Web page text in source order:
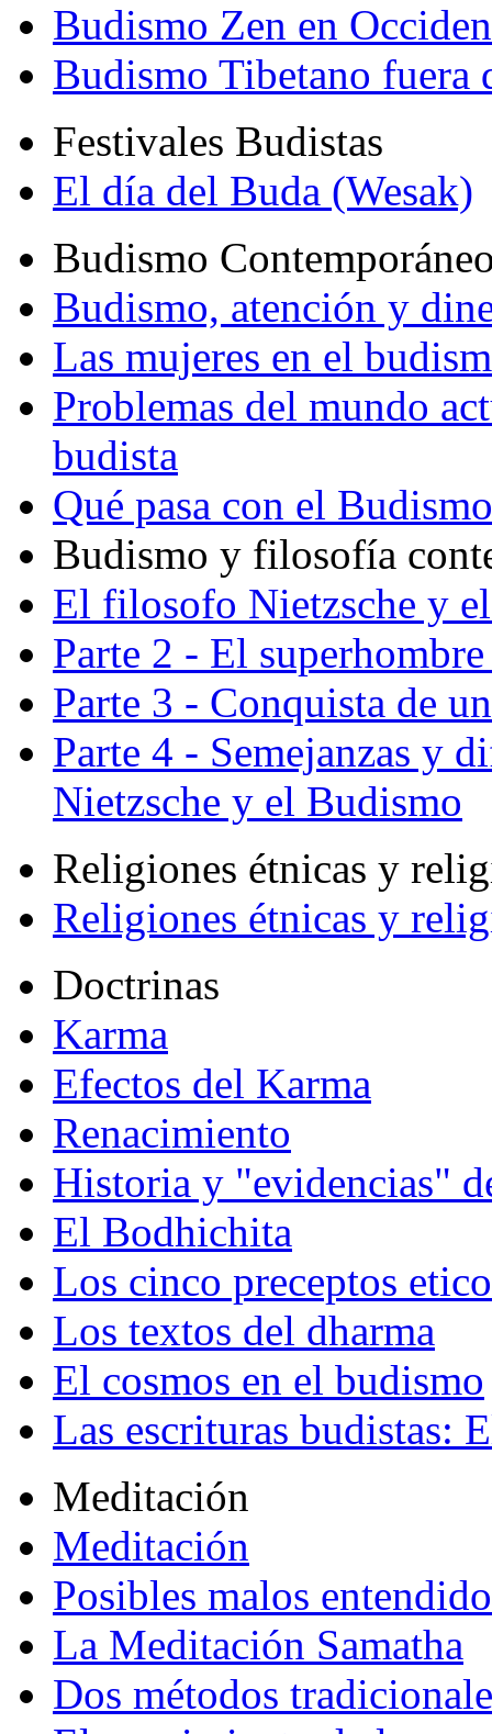
Budismo Zen en
Budismo Tibetano fuera
Festivales Budistas
El día del Buda (Wesak)
Budismo
Budismo, atención y
Las mujeres en el
Problemas del mundo
budista
Qué pasa con el
Budismo y filosofía
El filosofo Nietzsche y
Parte 2 - El
Parte 3 - Conquista de
Parte 4 - Semejanzas y
Nietzsche y el Budismo
Religiones étnicas y
Religiones étnicas y
Doctrinas
Karma
Efectos del Karma
Renacimiento
Historia y "evidencias"
El Bodhichita
Los cinco preceptos
Los textos del dharma
El cosmos en el budismo
Las escrituras budistas:
Meditación
Meditación
Posibles malos
La Meditación Samatha
Dos métodos